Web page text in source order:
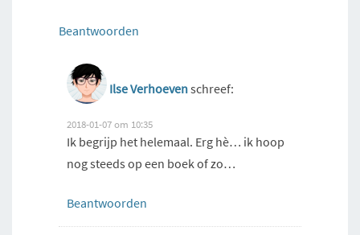
Beantwoorden
Ilse Verhoevenschreef:
2018-01-07 om 10:35
Ik begrijp het helemaal. Erg hè… ik hoop
nog steeds op een boek of zo…
Beantwoorden